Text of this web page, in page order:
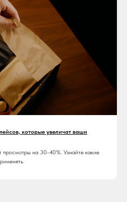
которые увеличат ваши
просмотры на 30-40%. Узнайте какие